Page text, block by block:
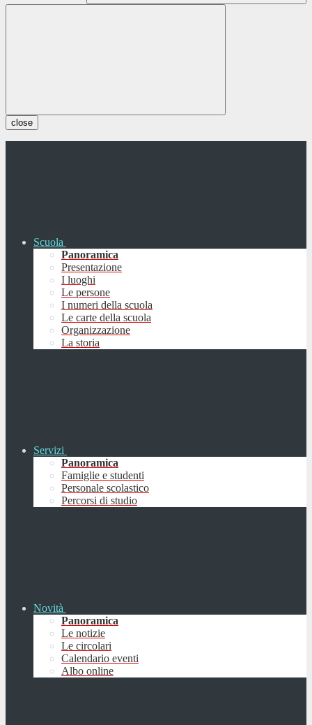
close
Scuola
Panoramica
Presentazione
I luoghi
Le persone
I numeri della scuola
Le carte della scuola
Organizzazione
La storia
Servizi
Panoramica
Famiglie e studenti
Personale scolastico
Percorsi di studio
Novità
Panoramica
Le notizie
Le circolari
Calendario eventi
Albo online